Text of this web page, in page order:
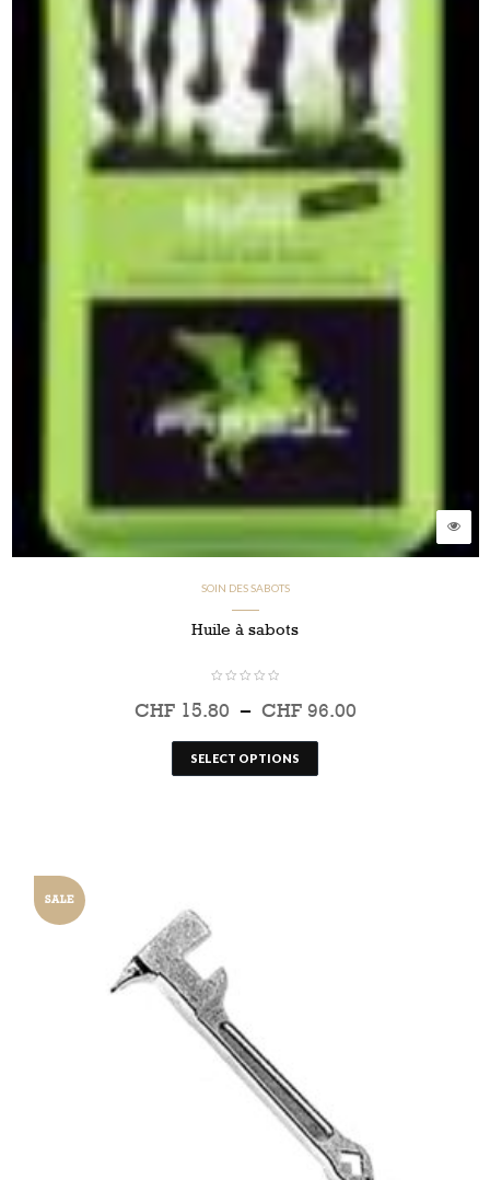
SOIN DES SABOTS
Huile à sabots
CHF15.80 – CHF96.00
SELECT OPTIONS
SALE